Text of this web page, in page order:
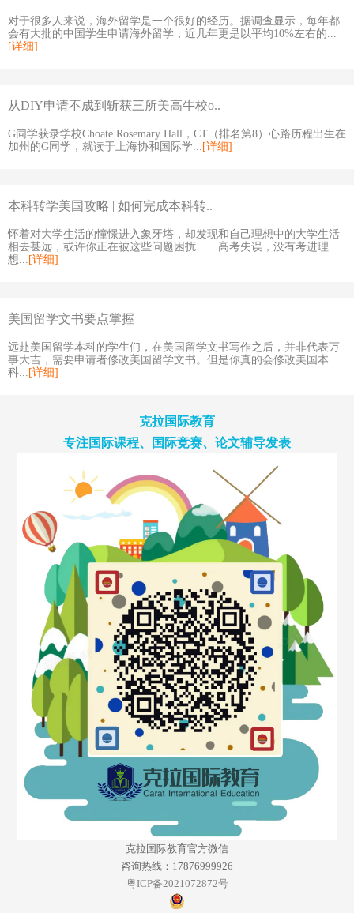
对于很多人来说，海外留学是一个很好的经历。据调查显示，每年都
会有大批的中国学生申请海外留学，近几年更是以平均10%左右的...
[详细]
从DIY申请不成到斩获三所美高牛校o..
G同学获录学校Choate Rosemary Hall，CT（排名第8）心路历程出生在
加州的G同学，就读于上海协和国际学... [详细]
本科转学美国攻略 | 如何完成本科转..
怀着对大学生活的憧憬进入象牙塔，却发现和自己理想中的大学生活
相去甚远，或许你正在被这些问题困扰……高考失误，没有考进理
想... [详细]
美国留学文书要点掌握
远赴美国留学本科的学生们，在美国留学文书写作之后，并非代表万
事大吉，需要申请者修改美国留学文书。但是你真的会修改美国本
科... [详细]
克拉国际教育
专注国际课程、国际竞赛、论文辅导发表
克拉国际教育官方微信
咨询热线：17876999926
粤ICP备2021072872号